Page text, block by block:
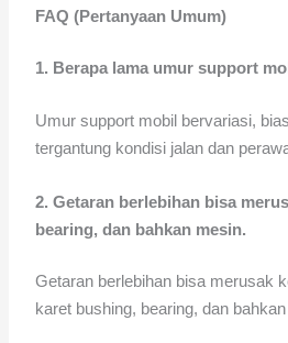
FAQ (Pertanyaan Umum)
1. Berapa lama umur support
Umur support mobil bervariasi,
tergantung kondisi jalan dan
2. Getaran berlebihan bisa
bearing, dan bahkan mesin.
Getaran berlebihan bisa merusak
karet bushing, bearing, dan